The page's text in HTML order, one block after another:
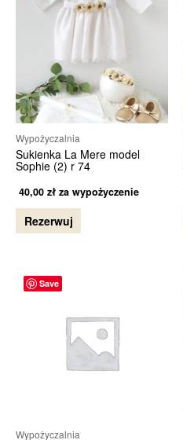
Wypożyczalnia
Sukienka La Mere model
Sophie (2) r 74
40,00 zł za wypożyczenie
Rezerwuj
Save
Wypożyczalnia